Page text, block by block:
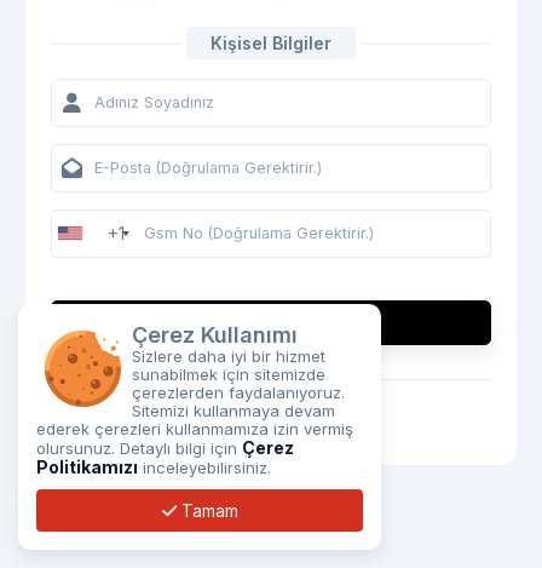
Kişisel Bilgiler
+1
DEVAM ET
ZATEN BIR HESABINIZ VAR MI?
Giriş Yapın
Çerez Kullanımı
Sizlere daha iyi bir hizmet
sunabilmek için sitemizde
çerezlerden faydalanıyoruz.
Sitemizi kullanmaya devam
ederek çerezleri kullanmamıza izin vermiş
olursunuz. Detaylı bilgi için Çerez
Politikamızı inceleyebilirsiniz.
Tamam